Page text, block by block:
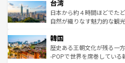
ク、伝統的なフラダンスな
っている。訪れるたびに新
はコンテンツ一覧
リアリーフや大陸中央部に
ク）、タスマニアの美しい
ど、見どころがたくさん。
いる。アクティビティも充
ビング、ハイキングなど、
い。オーストラリアの多彩
台湾
日本から約４時間ほどでた
自然が織りなす魅力的な観
ン）、静ひつな山岳地帯で
と山間の静けさが共存して
驚きをもたらしてくれる。
韓国
歴史ある王朝文化が残る一
-POPで世界を席巻している